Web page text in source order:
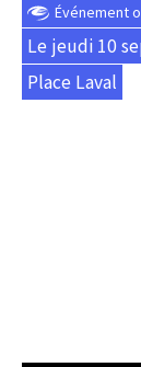
Événement
Le jeudi 10
Place Laval